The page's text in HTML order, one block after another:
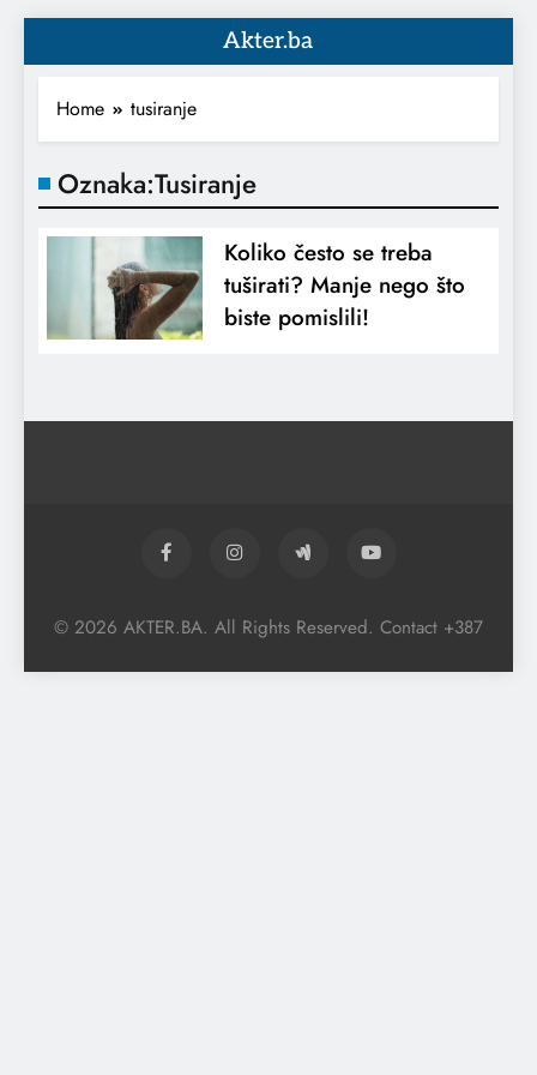
Akter.ba
Home tusiranje
Oznaka:Tusiranje
Koliko često se treba
tuširati? Manje nego što
biste pomislili!
© 2026 AKTER.BA. All Rights Reserved. Contact +387